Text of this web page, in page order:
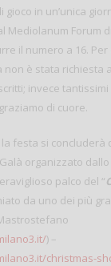
in un’unica
Mediolanum Forum
il numero a 16.
è stata richiesta
invece
di cuore.
festa si concluderà
organizzato
palco del “
da uno dei più
) –
christmas-